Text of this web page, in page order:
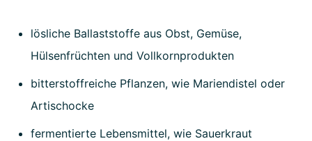
lösliche Ballaststoffe aus Obst, Gemüse,
Hülsenfrüchten und Vollkornprodukten
bitterstoffreiche Pflanzen, wie Mariendistel oder
Artischocke
fermentierte Lebensmittel, wie Sauerkraut